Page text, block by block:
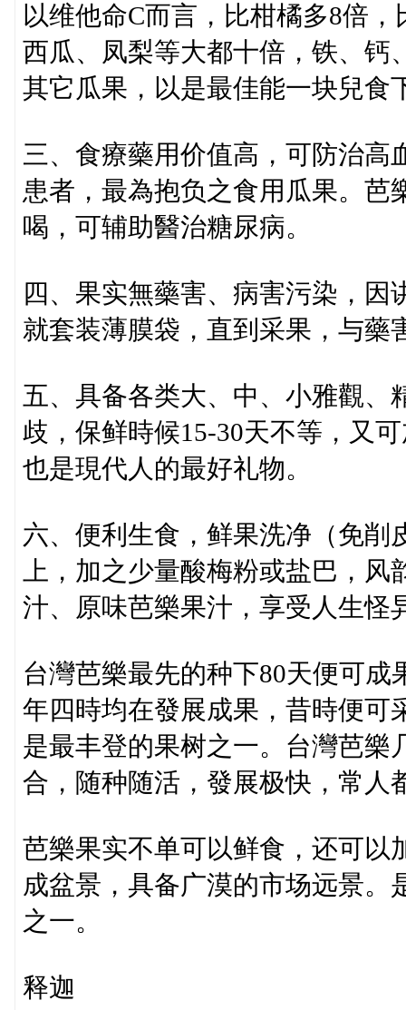
以维他命C而言，比柑橘多8倍
西瓜、凤梨等大都十倍，铁、钙
其它瓜果，以是最佳能一块兒食
三、食療藥用价值高，可防治高
患者，最為抱负之食用瓜果。芭
喝，可辅助醫治糖尿病。
四、果实無藥害、病害污染，因
就套装薄膜袋，直到采果，与藥
五、具备各类大、中、小雅觀、
歧，保鲜時候15-30天不等，又
也是現代人的最好礼物。
六、便利生食，鲜果洗净（免削
上，加之少量酸梅粉或盐巴，
汁、原味芭樂果汁，享受人生怪
台灣芭樂最先的种下80天便可
年四時均在發展成果，昔時便可
是最丰登的果树之一。台灣芭樂
合，随种随活，發展极快，常人
芭樂果实不单可以鲜食，还可以
成盆景，具备广漠的市场远景。
之一。
释迦